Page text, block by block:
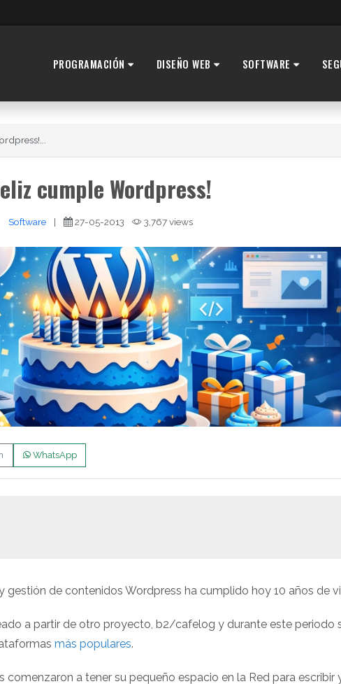
PROGRAMACIÓN DISEÑO WEB SOFTWARE
cumple Wordpress!
Software | 27-05-2013 3,767 views
WhatsApp
de contenidos Wordpress ha cumplido hoy 10 años de
a partir de otro proyecto, b2/cafelog y durante este periodo
más populares.
comenzaron a tener su pequeño espacio en la Red para escribir